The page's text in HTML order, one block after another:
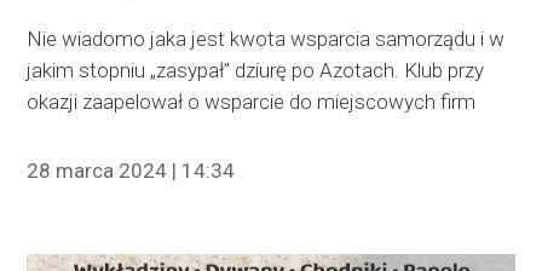
Nie wiadomo jaka jest kwota wsparcia samorządu i w
jakim stopniu „zasypał” dziurę po Azotach. Klub przy
okazji zaapelował o wsparcie do miejscowych firm
28 marca 2024 | 14:34